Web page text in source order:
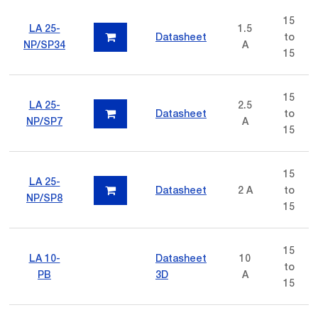
LA 25-
NP/SP34
Datasheet
1.5
A
15
to
15
LA 25-
NP/SP7
Datasheet
2.5
A
15
to
15
LA 25-
NP/SP8
Datasheet 2 A
15
to
15
LA 10-
PB
Datasheet
3D
10
A
15
to
15